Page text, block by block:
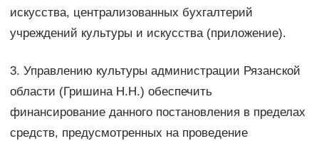
искусства, централизованных бухгалтерий
учреждений культуры и искусства (приложение).
3. Управлению культуры администрации Рязанской
области (Гришина Н.Н.) обеспечить
финансирование данного постановления в пределах
средств, предусмотренных на проведение